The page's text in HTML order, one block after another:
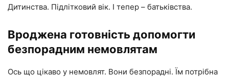
Дитинства. Підлітковий вік. І тепер – батьківства.
Вроджена готовність допомогти
безпорадним немовлятам
Ось що цікаво у немовлят. Вони безпорадні. Їм потрібна